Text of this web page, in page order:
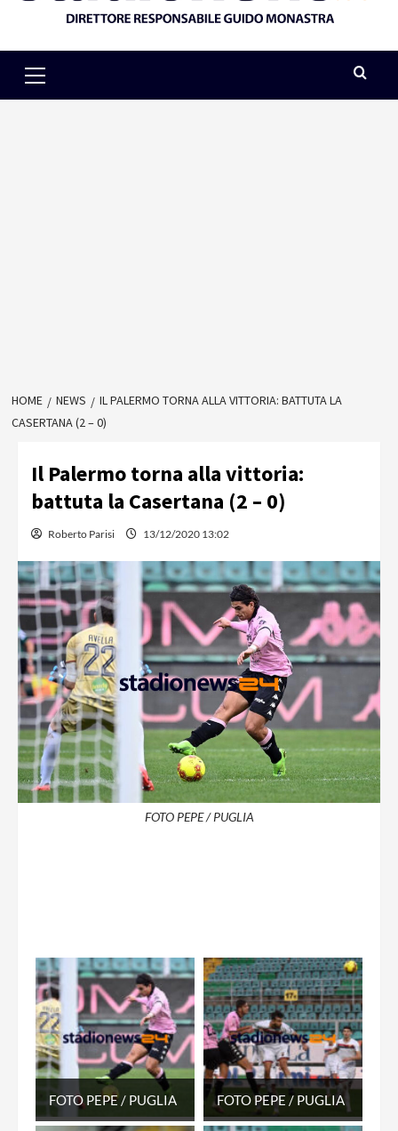
Menu
HOME NEWS
IL PALERMO TORNA ALLA VITTORIA: BATTUTA LA
CASERTANA (2 – 0)
Il Palermo torna alla vittoria:
battuta la Casertana (2 – 0)
Roberto Parisi 13/12/2020 13:02
FOTO PEPE / PUGLIA
FOTO PEPE / PUGLIA FOTO PEPE / PUGLIA